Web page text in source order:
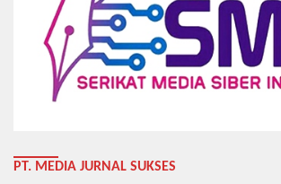
PT. MEDIA JURNAL SUKSES